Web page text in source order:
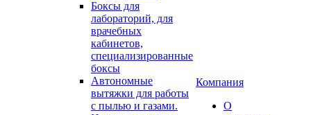
Боксы для
лабораторий, для
врачебных
кабинетов,
специализированные
боксы
Автономные
вытяжки для работы
с пылью и газами.
Компания
О